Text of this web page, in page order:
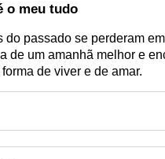
o meu tudo
do passado se perderam
de um amanhã melhor e
de viver e de amar.